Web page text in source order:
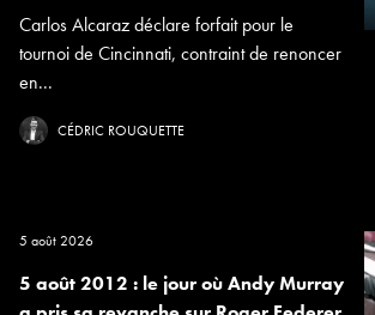
Carlos Alcaraz déclare forfait pour le
tournoi de Cincinnati, contraint de renoncer
en...
CÉDRIC ROUQUETTE
5 août 2026
5 août 2012 : le jour où Andy Murray